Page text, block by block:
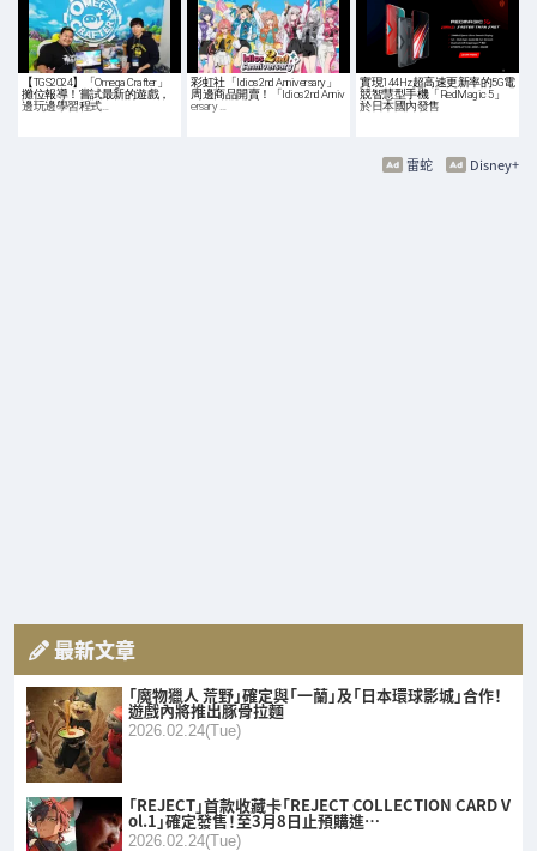
【TGS2024】「Omega Crafter」
攤位報導！嘗試最新的遊戲，
邊玩邊學習程式…
彩虹社「Idios 2nd Anniversary」
周邊商品開賣！「Idios 2nd Anniv
ersary …
實現144Hz超高速更新率的5G電
競智慧型手機「RedMagic 5」
於日本國內發售
Disney+
雷蛇
最新文章
「魔物獵人 荒野」確定與「一蘭」及「日本環球影城」合作！
遊戲內將推出豚骨拉麵
2026.02.24(Tue)
「REJECT」首款收藏卡「REJECT COLLECTION CARD V
ol.1」確定發售！至3月8日止預購進…
2026.02.24(Tue)